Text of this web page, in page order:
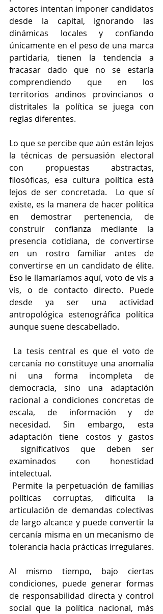
actores intentan imponer candidatos
desde la capital, ignorando las
dinámicas locales y confiando
únicamente en el peso de una marca
partidaria, tienen la tendencia a
fracasar dado que no se estaría
comprendiendo que en los
territorios andinos provincianos o
distritales la política se juega con
reglas diferentes.
Lo que se percibe que aún están lejos
la técnicas de persuasión electoral
con propuestas abstractas,
filosóficas, esa cultura política está
lejos de ser concretada.  Lo que sí
existe, es la manera de hacer política
en demostrar pertenencia, de
construir confianza mediante la
presencia cotidiana, de convertirse
en un rostro familiar antes de
convertirse en un candidato de élite.
Eso le llamaríamos aquí, voto de vis a
vis, o de contacto directo. Puede
desde ya ser una actividad
antropológica estenográfica política
aunque suene descabellado.
La tesis central es que el voto de
cercanía no constituye una anomalía
ni una forma incompleta de
democracia, sino una adaptación
racional a condiciones concretas de
escala, de información y de
necesidad. Sin embargo, esta
adaptación tiene costos y gastos
significativos que deben ser
examinados con honestidad
intelectual.
Permite la perpetuación de familias
políticas corruptas, dificulta la
articulación de demandas colectivas
de largo alcance y puede convertir la
cercanía misma en un mecanismo de
tolerancia hacia prácticas irregulares.
Al mismo tiempo, bajo ciertas
condiciones, puede generar formas
de responsabilidad directa y control
social que la política nacional, más